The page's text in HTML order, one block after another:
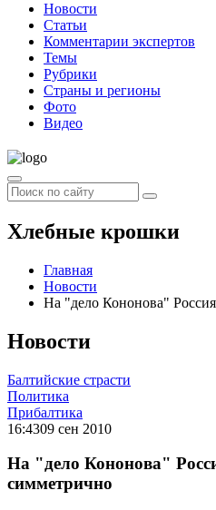
Новости
Статьи
Комментарии экспертов
Темы
Рубрики
Страны и регионы
Фото
Видео
Хлебные крошки
Главная
Новости
На "дело Кононова"
Новости
Балтийские страсти
Политика
Прибалтика
16:4309 сен 2010
На "дело Кононова"
симметрично